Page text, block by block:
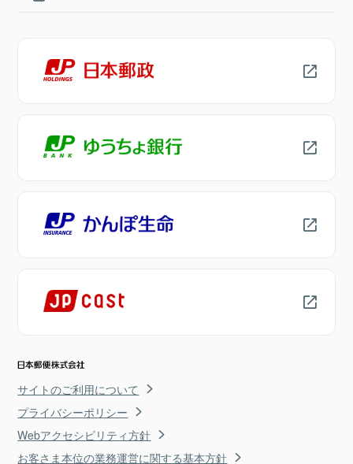
サイトのご利用について
プライバシーポリシー
Webアクセシビリティ方針
お客さま本位の業務運営に関する基本方針